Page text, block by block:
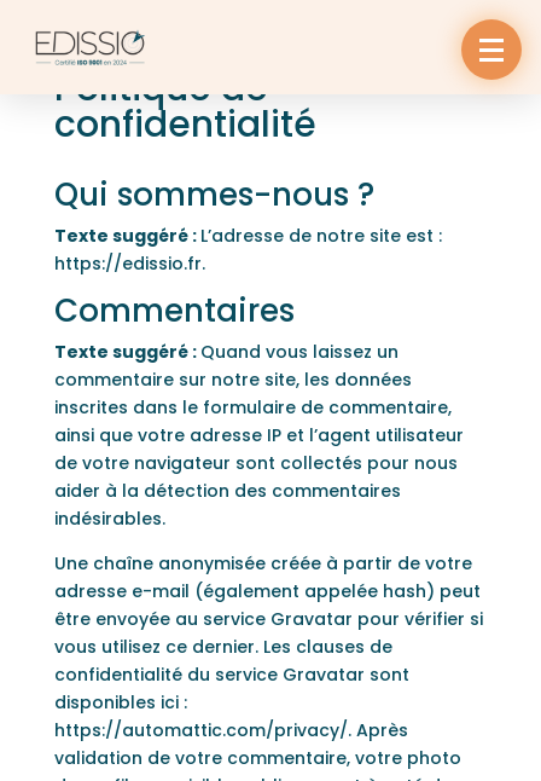
Politique de
confidentialité
Qui sommes-nous ?
Texte suggéré : L’adresse de notre site est :
https://edissio.fr.
Commentaires
Texte suggéré : Quand vous laissez un
commentaire sur notre site, les données
inscrites dans le formulaire de commentaire,
ainsi que votre adresse IP et l’agent utilisateur
de votre navigateur sont collectés pour nous
aider à la détection des commentaires
indésirables.
Une chaîne anonymisée créée à partir de votre
adresse e-mail (également appelée hash) peut
être envoyée au service Gravatar pour vérifier si
vous utilisez ce dernier. Les clauses de
confidentialité du service Gravatar sont
disponibles ici :
https://automattic.com/privacy/. Après
validation de votre commentaire, votre photo